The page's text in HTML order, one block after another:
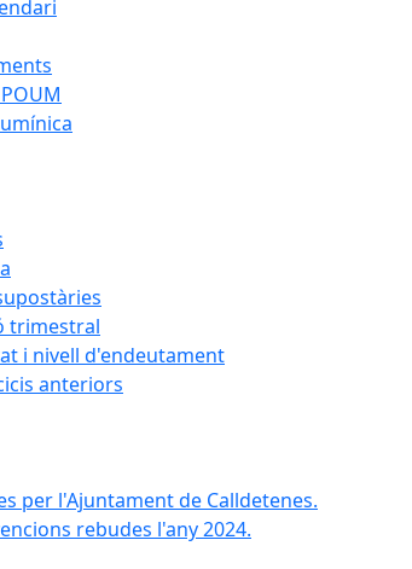
trimestral
i nivell d'endeutament
anteriors
per l'Ajuntament de Calldetenes.
rebudes l'any 2024.